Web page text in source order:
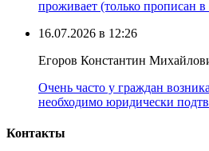
проживает (только прописан в
16.07.2026 в 12:26
Егоров Константин
Очень часто у граждан
необходимо юридически
Контакты